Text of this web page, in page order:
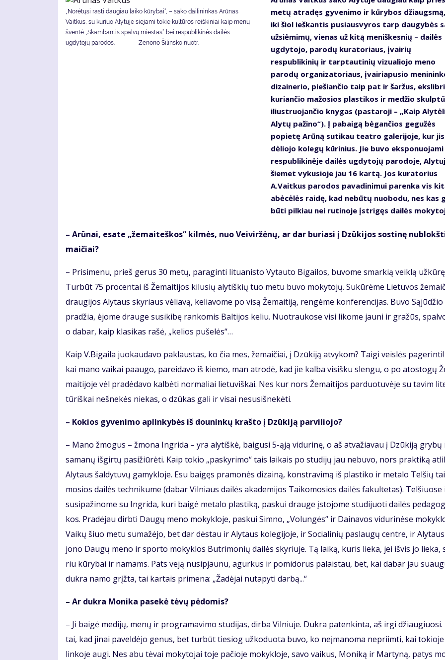
„Norėtųsi rasti daugiau laiko kūrybai“, – sako dailininkas Arūnas
Vaitkus, su kuriuo Alytuje siejami tokie kultūros reiškiniai kaip menų
šventė „Skambantis spalvų miestas“ bei respublikinės dailės
ugdytojų parodos. Zenono Šilinsko nuotr.
metų atradęs gyvenimo ir kūrybos
iki šiol ieškantis pusiausvyros tarp daugybės
užsiėmimų, vienas už kitą meniškesnių – dailės
ugdytojo, parodų kuratoriaus, įvairių
respublikinių ir tarptautinių vizualiojo meno
parodų organizatoriaus, įvairiapusio
dizainerio, piešiančio taip pat ir šaržus,
kuriančio mažosios plastikos ir medžio
iliustruojančio knygas (pastaroji – „Kaip
Alytų pažino“). Į pabaigą bėgančios gegužės
popietę Arūną sutikau teatro galerijoje, kur jis
dėliojo kolegų kūrinius. Jie buvo eksponuojami
respublikinėje dailės ugdytojų parodoje,
šiemet vykusioje jau 16 kartą. Jos kuratorius
A.Vaitkus parodos pavadinimui parenka vis
abėcėlės raidę, kad nebūtų nuobodu, nes kas
būti pilkiau nei rutinoje įstrigęs dailės
– Arū­nai, esa­te „že­mai­teš­kos“ kil­mės, nuo Vei­vir­žė­nų, ar dar bu­ria­si į Dzū­ki­jos sos­ti­nę
mai­čiai?
– Pri­si­me­nu, prieš ge­rus 30 me­tų, pa­ra­gin­ti li­tu­a­nis­to Vy­tau­to Bi­gai­los, bu­vo­me smar­kią veik­lą
Tur­būt 75 pro­cen­tai iš Že­mai­ti­jos ki­lu­sių aly­tiš­kių tuo me­tu bu­vo mo­ky­to­jų. Su­kū­rė­me Lie­tu­vos
drau­gi­jos Aly­taus sky­riaus vė­lia­vą, ke­lia­vo­me po vi­są Že­mai­ti­ją, ren­gė­me kon­fe­ren­ci­jas. Bu­vo Są­jū­džio
pra­džia, ėjo­me drau­ge su­si­ki­bę ran­ko­mis Bal­ti­jos ke­liu. Nuo­trau­ko­se vi­si li­ko­me jau­ni ir gra­žūs,
o da­bar, kaip kla­si­kas ra­šė, „ke­lios pu­še­lės“…
Kaip V.Bi­gai­la juo­kau­da­vo pa­klaus­tas, ko čia mes, že­mai­čiai, į Dzū­ki­ją at­vy­kom? Tai­gi veis­lės
kai ma­no vai­kai pa­au­go, par­ei­da­vo iš kie­mo, man at­ro­dė, kad jie kal­ba vi­siš­ku slen­gu, o po atos­to­gų
mai­ti­jo­je vėl pra­dė­da­vo kal­bė­ti nor­ma­liai lie­tu­viš­kai. Nes kur nors Že­mai­ti­jos par­duo­tu­vė­je su ta­vim
tū­riš­kai neš­ne­kės nie­kas, o dzū­kas ga­li ir vi­sai nesu­si­šne­kė­ti.
– Ko­kios gy­ve­ni­mo ap­lin­ky­bės iš dou­nin­kų kraš­to į Dzū­ki­ją par­vi­lio­jo?
– Ma­no žmo­gus – žmo­na In­gri­da – yra aly­tiš­kė, bai­gu­si 5-ąją vi­du­ri­nę, o aš at­va­žia­vau į Dzū­ki­ją gry­bų
sa­ma­nų iš­gir­tų pa­si­žiū­rė­ti. Kaip to­kio „pa­sky­ri­mo“ tais lai­kais po stu­di­jų jau ne­bu­vo, nors prak­ti­ką
Aly­taus šal­dy­tu­vų ga­myk­lo­je. Esu bai­gęs pra­mo­nės di­zai­ną, kon­stra­vi­mą iš plas­ti­ko ir me­ta­lo Tel­šių
mo­sios dai­lės tech­ni­ku­me (da­bar Vil­niaus dai­lės aka­de­mi­jos Tai­ko­mo­sios dai­lės fa­kul­te­tas). Tel­šiuo­se
su­si­pa­ži­no­me su In­gri­da, ku­ri bai­gė me­ta­lo plas­ti­ką, pas­kui drau­ge įsto­jo­me stu­di­juo­ti dai­lės
kos. Pra­dė­jau dirb­ti Dau­gų me­no mo­kyk­lo­je, pas­kui Simno, „Vo­lun­gės“ ir Dai­na­vos vi­du­ri­nė­se
Vai­kų šiuo me­tu su­ma­žė­jo, bet dar dės­tau ir Aly­taus ko­le­gi­jo­je, ir So­cia­li­nių pa­slau­gų cen­tre, ir
jo­no Dau­gų me­no ir spor­to mo­kyk­los But­ri­mo­nių dai­lės sky­riu­je. Tą lai­ką, ku­ris lie­ka, jei iš­vis jo lie­ka,
riu kū­ry­bai ir na­mams. Pats ve­ją nu­si­pjau­nu, agur­kus ir po­mi­do­rus pa­lais­tau, bet, kai da­bar jau
duk­ra na­mo grįž­ta, tai kar­tais pri­me­na: „Ža­dė­jai nu­ta­py­ti dar­bą...“
– Ar duk­ra Mo­ni­ka pa­se­kė tė­vų pė­do­mis?
– Ji bai­gė me­di­jų, me­nų ir pro­gra­ma­vi­mo stu­di­jas, dir­ba Vil­niu­je. Duk­ra pa­ten­kin­ta, aš ir­gi džiau­giuo­si.
tai, kad ji­nai pa­vel­dė­jo ge­nus, bet tur­būt tie­siog už­ko­duo­ta bu­vo, ko ne­įma­no­ma ne­pri­im­ti, kai
lin­ko­je au­gi. Nes abu tė­vai mo­ky­to­jai to­je pa­čio­je mo­kyk­lo­je, sa­vo vai­kus, Mo­ni­ką ir Mar­ty­ną, pa­tys